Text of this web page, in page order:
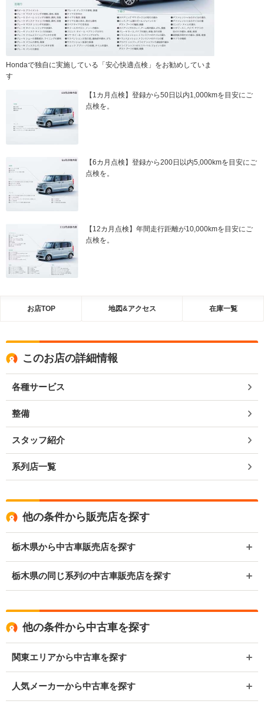
Hondaで独自に実施している「安心快適点検」をお勧めしていま
す
【1カ月点検】登録から50日以内1,000kmを目安にご
点検を。
【6カ月点検】登録から200日以内5,000kmを目安にご
点検を。
【12カ月点検】年間走行距離が10,000kmを目安にご
点検を。
お店TOP 地図&アクセス 在庫一覧
このお店の詳細情報
各種サービス
整備
スタッフ紹介
系列店一覧
他の条件から販売店を探す
栃木県から中古車販売店を探す
栃木県の同じ系列の中古車販売店を探す
他の条件から中古車を探す
関東エリアから中古車を探す
人気メーカーから中古車を探す